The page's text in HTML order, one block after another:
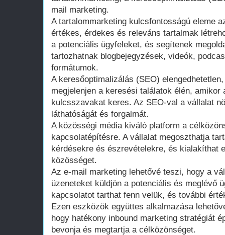
mail marketing.
A tartalommarketing kulcsfontosságú eleme
értékes, érdekes és releváns tartalmak
a potenciális ügyfeleket, és segítenek
tartozhatnak blogbejegyzések, videók,
formátumok.
A keresőoptimalizálás (SEO)
megjelenjen a keresési találatok élén, amikor
kulcsszavakat keres. Az SEO-val a vállalat
láthatóságát és forgalmát.
A közösségi média kiváló platform a
kapcsolatépítésre. A vállalat megoszthatja
kérdésekre és észrevételekre, és kialakíthat
közösséget.
Az e-mail marketing lehetővé teszi, hogy a
üzeneteket küldjön a potenciális és meglévő
kapcsolatot tarthat fenn velük, és további
Ezen eszközök együttes alkalmazása
hogy hatékony inbound marketing stratégiát
bevonja és megtartja a célközönséget.